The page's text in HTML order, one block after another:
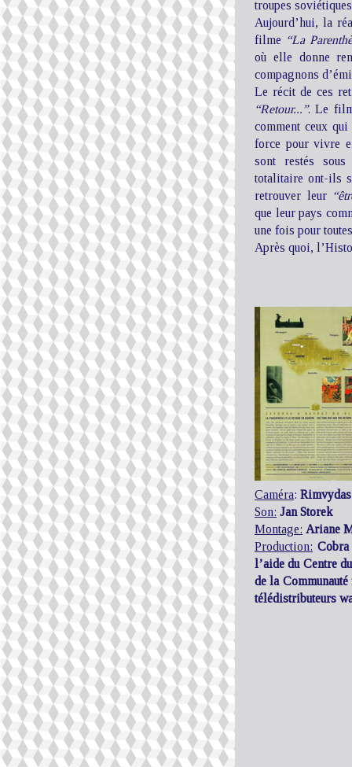
troupes
Aujourd’hui, la
filme “La
où elle donne
compagnons
Le récit de ces
“Retour...”. Le
comment ceux
force pour vivre
sont restés sous
totalitaire ont-ils
retrouver leur
que leur pays
une fois pour
Après quoi,
Caméra:
Son: Jan Storek
Montage: Ariane
Production:
l’aide du Centre
de la
télédistributeurs